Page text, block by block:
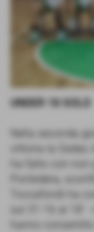
UNDER 18 GOLD
Nella seconda
vittoria la
ha fatto con
Pontedera,
Toccafondi ha
sul 31-16 al
hanno